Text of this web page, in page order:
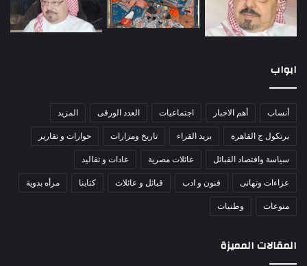
ابواب
أنساب أهم الاخبار اجتماعيات العدد الورقى المزيد
برتكول ج القاهرة بريد القراء تاريخ ومزارات حوارات و تقارير
سياسة واقتصاد القبائل عائلات مصرية عادات و تقاليد
عزاءات وتهانى فنون و ادب قبائل و عائلات كتابنا مرأه بدوية
منوعات وطنيات
المقالات المميزة